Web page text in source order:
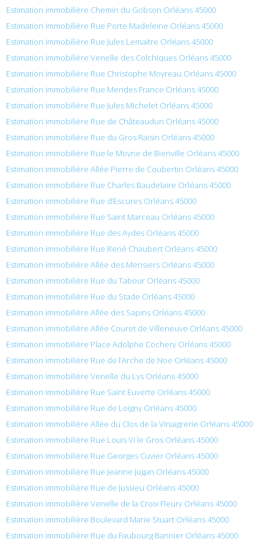
Estimation immobilière Chemin du Gobson Orléans 45000
Estimation immobilière Rue Porte Madeleine Orléans 45000
Estimation immobilière Rue Jules Lemaitre Orléans 45000
Estimation immobilière Venelle des Colchiques Orléans 45000
Estimation immobilière Rue Christophe Moyreau Orléans 45000
Estimation immobilière Rue Mendes France Orléans 45000
Estimation immobilière Rue Jules Michelet Orléans 45000
Estimation immobilière Rue de Châteaudun Orléans 45000
Estimation immobilière Rue du Gros Raisin Orléans 45000
Estimation immobilière Rue le Moyne de Bienville Orléans 45000
Estimation immobilière Allée Pierre de Coubertin Orléans 45000
Estimation immobilière Rue Charles Baudelaire Orléans 45000
Estimation immobilière Rue d’Escures Orléans 45000
Estimation immobilière Rue Saint Marceau Orléans 45000
Estimation immobilière Rue des Aydes Orléans 45000
Estimation immobilière Rue René Chaubert Orléans 45000
Estimation immobilière Allée des Merisiers Orléans 45000
Estimation immobilière Rue du Tabour Orléans 45000
Estimation immobilière Rue du Stade Orléans 45000
Estimation immobilière Allée des Sapins Orléans 45000
Estimation immobilière Allée Couret de Villeneuve Orléans 45000
Estimation immobilière Place Adolphe Cochery Orléans 45000
Estimation immobilière Rue de l’Arche de Noe Orléans 45000
Estimation immobilière Venelle du Lys Orléans 45000
Estimation immobilière Rue Saint Euverte Orléans 45000
Estimation immobilière Rue de Loigny Orléans 45000
Estimation immobilière Allée du Clos de la Vinaigrerie Orléans 45000
Estimation immobilière Rue Louis Vi le Gros Orléans 45000
Estimation immobilière Rue Georges Cuvier Orléans 45000
Estimation immobilière Rue Jeanne Jugan Orléans 45000
Estimation immobilière Rue de Jussieu Orléans 45000
Estimation immobilière Venelle de la Croix Fleury Orléans 45000
Estimation immobilière Boulevard Marie Stuart Orléans 45000
Estimation immobilière Rue du Faubourg Bannier Orléans 45000